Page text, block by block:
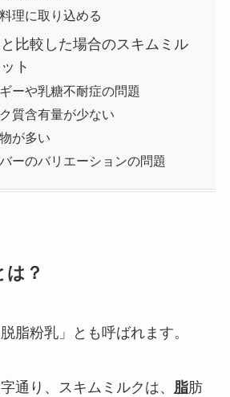
理に取り込める
比較した場合のスキムミル
ト
ーや乳糖不耐症の問題
質含有量が少ない
が多い
ーのバリエーションの問題
？
脂粉乳」とも呼ばれます。
通り、スキムミルクは、 脂肪